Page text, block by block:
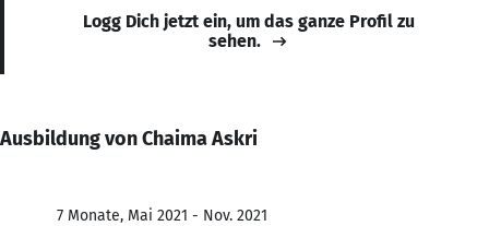
Logg Dich jetzt ein, um das ganze Profil zu
sehen.
Ausbildung von Chaima Askri
7 Monate, Mai 2021 - Nov. 2021